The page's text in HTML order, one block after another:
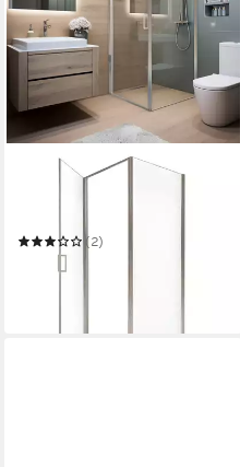
HOME DELUXE
(2)
279,00 €